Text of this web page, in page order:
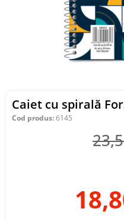
Caiet cu spirală
Cod produs:6145